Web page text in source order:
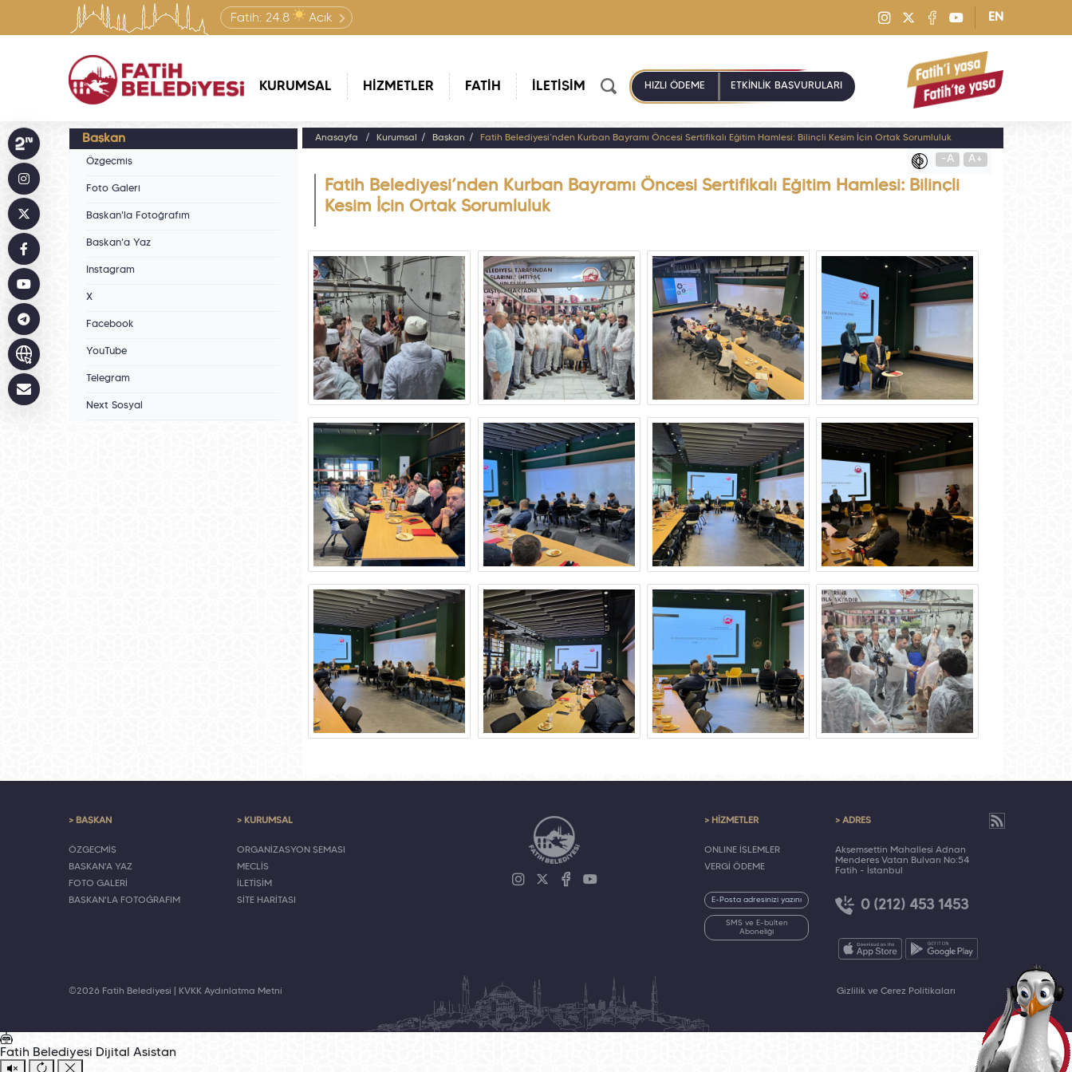
Fatih: 24.8 Açık EN
KURUMSAL HİZMETLER FATİH İLETİŞİM HIZLI ÖDEME ETKİNLİK BAŞVURULARI
Başkan
Özgeçmiş
Foto Galeri
Başkan'la Fotoğrafım
Başkan'a Yaz
Instagram
X
Facebook
YouTube
Telegram
Next Sosyal
Anasayfa Kurumsal Başkan Fatih Belediyesi’nden Kurban Bayramı Öncesi Sertifikalı Eğitim Hamlesi: Bilinçli Kesim İçin Ortak Sorumluluk
-A A+
Fatih Belediyesi’nden Kurban Bayramı Öncesi Sertifikalı Eğitim Hamlesi: Bilinçli
Kesim İçin Ortak Sorumluluk
> BAŞKAN
ÖZGEÇMİŞ
BAŞKAN'A YAZ
FOTO GALERİ
BAŞKAN'LA FOTOĞRAFIM
> KURUMSAL
ORGANİZASYON ŞEMASI
MECLİS
İLETİŞİM
SİTE HARİTASI
> HİZMETLER
ONLINE İŞLEMLER
VERGİ ÖDEME
SMS ve E-bülten
Aboneliği
> ADRES
Akşemsettin Mahallesi Adnan
Menderes Vatan Bulvarı No:54
Fatih - İstanbul
0 (212) 453 1453
©2026 Fatih Belediyesi | KVKK Aydınlatma Metni Gizlilik ve Çerez Politikaları
Fatih Belediyesi Dijital Asistan